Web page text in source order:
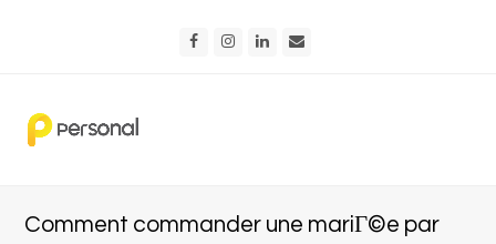
FacebookInstagram
LinkedIn
Comment commander une mariГ©e par